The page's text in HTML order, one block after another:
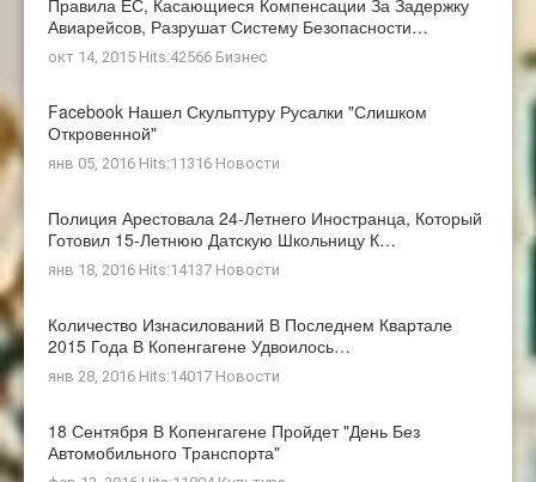
Правила ЕС, Касающиеся Компенсации За Задержку
Авиарейсов, Разрушат Систему Безопасности…
окт 14, 2015 Hits:42566 Бизнес
Facebook Нашел Скульптуру Русалки "слишком
Откровенной"
янв 05, 2016 Hits:11316 Новости
Полиция Арестовала 24-Летнего Иностранца, Который
Готовил 15-Летнюю Датскую Школьницу К…
янв 18, 2016 Hits:14137 Новости
Количество Изнасилований В Последнем Квартале
2015 Года В Копенгагене Удвоилось…
янв 28, 2016 Hits:14017 Новости
18 Сентября В Копенгагене Пройдет "день Без
Автомобильного Транспорта"